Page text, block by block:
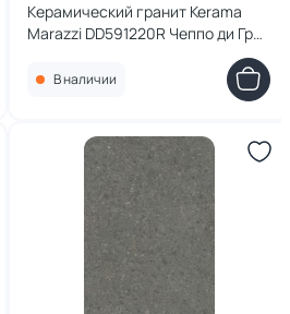
Керамический гранит Kerama
Marazzi DD591220R Чеппо ди Гре
обрезной 119,5x238,5x0,9
В наличии